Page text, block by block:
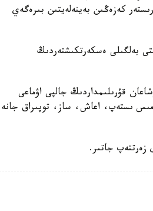
كەزەڭىن بەينەلەيتىن بىرەگەي
بەلگىلى ەسكەرتكىشتەردىڭ
قۇرىلىمداردىڭ جالپى اۋماعى
جۇمىس ىستەپ، اعاش، ساز، توپىراق جانە
زەرتتەپ جاتىر.